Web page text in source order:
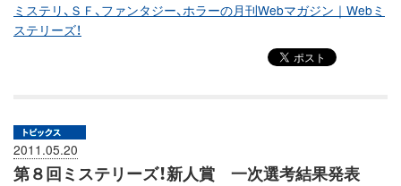
ミステリ、ＳＦ、ファンタジー、ホラーの月刊Webマガジン｜Webミ
ステリーズ！
2011.05.20
第８回ミステリーズ！新人賞 一次選考結果発表